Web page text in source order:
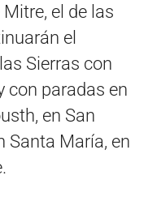
el de las
el
Sierras con
con paradas en
en San
Santa María, en